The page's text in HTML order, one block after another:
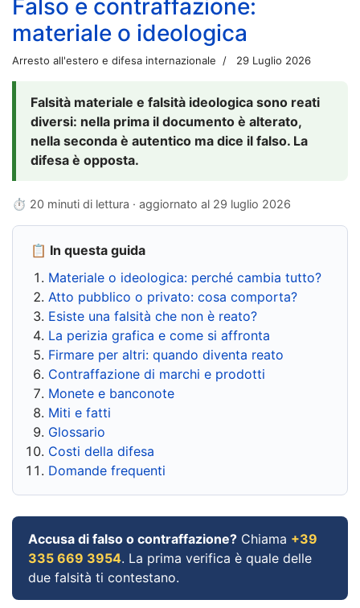
Falso e contraffazione:
materiale o ideologica
Arresto all'estero e difesa internazionale 29 Luglio 2026
Falsità materiale e falsità ideologica sono reati
diversi: nella prima il documento è alterato,
nella seconda è autentico ma dice il falso. La
difesa è opposta.
⏱ 20 minuti di lettura · aggiornato al 29 luglio 2026
📋 In questa guida
Materiale o ideologica: perché cambia tutto?
Atto pubblico o privato: cosa comporta?
Esiste una falsità che non è reato?
La perizia grafica e come si affronta
Firmare per altri: quando diventa reato
Contraffazione di marchi e prodotti
Monete e banconote
Miti e fatti
Glossario
Costi della difesa
Domande frequenti
Accusa di falso o contraffazione? Chiama +39
335 669 3954. La prima verifica è quale delle
due falsità ti contestano.